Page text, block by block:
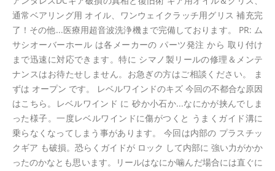
通常ベアリング用 オイル、ワンウェイクラッチ用グリス 補充完
了！その他...医療用超音波洗浄機まで完備しております。 PR: ム
サシオーバーホール は各メーカーの パーツ発注 から 取り付け
まで迅速に対応できます。特に シマノ製リールの修理＆メンテ
ナンスはお待たせしません。お急ぎの方はご相談ください。 ま
ずは オープン です。 レベルワインドのキズ 今回の不都合な原因
はこちら。レベルワインド に 砂か小石か...なにかが挟んでしま
った様子。一度レベルワインドに傷がつくと うまくガイド溝に
乗らなくなってしまう事があります。 今回は内部の プラスチッ
クギア も破損。恐らくガイドが ロック して内部に 強い力がかか
ったのかなとも思います。リールはなにか噛んだ場合には直ぐに